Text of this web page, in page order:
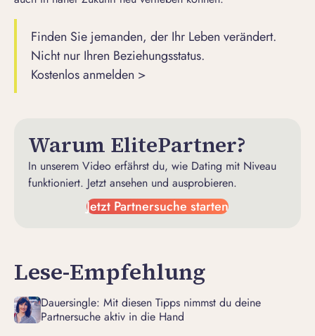
Finden Sie jemanden, der Ihr Leben verändert.
Nicht nur Ihren Beziehungsstatus.
Kostenlos anmelden >
Warum ElitePartner?
In unserem Video erfährst du, wie Dating mit Niveau
funktioniert. Jetzt ansehen und ausprobieren.
Jetzt Partnersuche starten
Lese-Empfehlung
Dauersingle: Mit diesen Tipps nimmst du deine
Partnersuche aktiv in die Hand